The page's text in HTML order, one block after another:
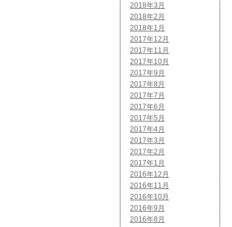
2018年3月
2018年2月
2018年1月
2017年12月
2017年11月
2017年10月
2017年9月
2017年8月
2017年7月
2017年6月
2017年5月
2017年4月
2017年3月
2017年2月
2017年1月
2016年12月
2016年11月
2016年10月
2016年9月
2016年8月